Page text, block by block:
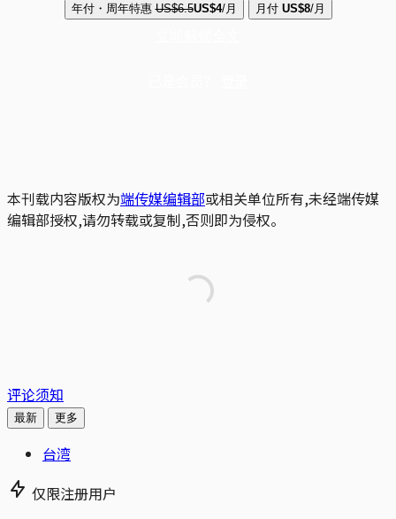
年付・周年特惠 US$6.5US$4/月 月付 US$8/月
本刊载内容版权为端传媒编辑部或相关单位所有,未经端传媒
编辑部授权,请勿转载或复制,否则即为侵权。
评论须知
最新 更多
台湾
仅限注册用户